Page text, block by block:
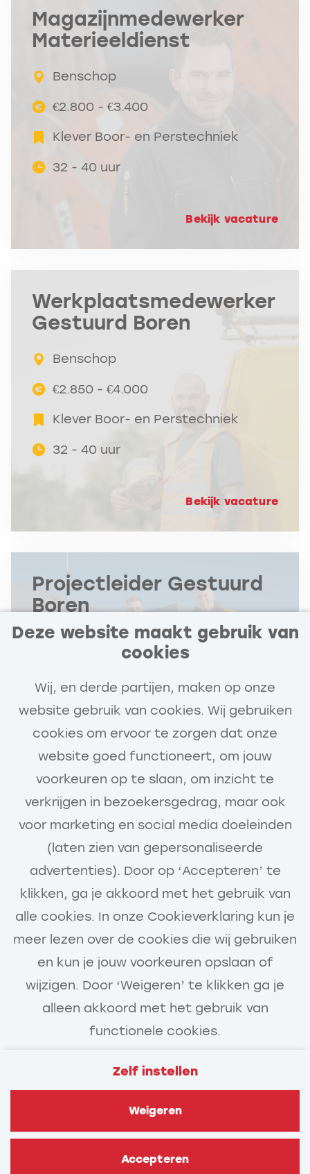
Deze website maakt gebruik van
cookies
Wij, en derde partijen, maken op onze
website gebruik van cookies. Wij gebruiken
cookies om ervoor te zorgen dat onze
website goed functioneert, om jouw
voorkeuren op te slaan, om inzicht te
verkrijgen in bezoekersgedrag, maar ook
voor marketing en social media doeleinden
(laten zien van gepersonaliseerde
advertenties). Door op ‘Accepteren’ te
klikken, ga je akkoord met het gebruik van
alle cookies. In onze Cookieverklaring kun je
meer lezen over de cookies die wij gebruiken
en kun je jouw voorkeuren opslaan of
wijzigen. Door ‘Weigeren’ te klikken ga je
alleen akkoord met het gebruik van
functionele cookies.
Zelf instellen
Weigeren
Accepteren
Magazijnmedewerker
Materieeldienst
Benschop
€2.800 - €3.400
Klever Boor- en Perstechniek
32 - 40 uur
Bekijk vacature
Werkplaatsmedewerker
Gestuurd Boren
Benschop
€2.850 - €4.000
Klever Boor- en Perstechniek
32 - 40 uur
Bekijk vacature
Projectleider Gestuurd
Boren
Benschop
Klever Boor- en Perstechniek
32 - 40 uur
Call-to-action bij meer vacatures
Veelgestelde vragen
Privacy